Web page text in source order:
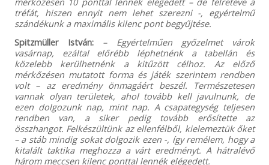
tréfát, hiszen ennyit nem lehet szerezni -, egyértelmű
szándékunk a maximális kilenc pont begyűjtése.
Spitzmüller István: – Egyértelműen győzelmet várok
vasárnap, ezáltal előrébb léphetnénk a tabellán és
közelebb kerülhetnénk a kitűzött célhoz. Az előző
mérkőzésen mutatott forma és játék szerintem rendben
volt – az eredmény önmagáért beszél. Természetesen
vannak olyan területek, ahol tovább kell javulnunk, de
ezen dolgozunk nap, mint nap. A csapategység teljesen
rendben van, a siker pedig tovább erősítette az
összhangot. Felkészültünk az ellenfélből, kielemeztük őket
– a stáb mindig sokat dolgozik ezen -, így remélem, hogy a
kitalált taktika meghozza a várt eredményt. A hátralévő
három meccsen kilenc ponttal lennék elégedett.